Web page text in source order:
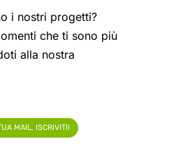
i nostri progetti?
che ti sono più
alla nostra
MAIL, ISCRIVITI!